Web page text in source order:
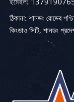
ঠিকানা: শানডং রোডের
কিংডাও সিটি, শানডং